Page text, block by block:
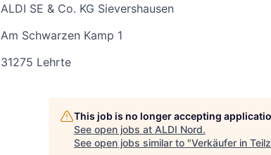
ALDI SE & Co. KG Sievershausen
Am Schwarzen Kamp 1
31275 Lehrte
This job is no longer accepting
See open jobs at ALDI Nord.
See open jobs similar to "Verkäufer in